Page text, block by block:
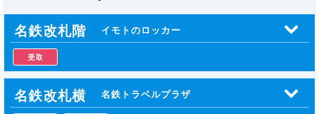
名鉄改札階 イモトのロッカー
受取
名鉄改札横 名鉄トラベルプラザ